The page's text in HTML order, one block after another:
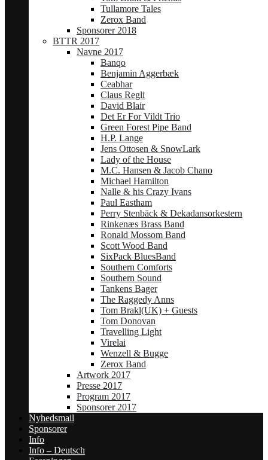
Tullamore Tales
Zerox Band
Sponsorer 2018
BTTR 2017
Navne 2017
Banqo
Benjamin Aggerbæk
Ceabhar
Claus Regli
David Blair
Det Er For Vildt Trio
Green Forest Pipe Band
H.P. Lange
Jens Ottosen & SnowLark
Lady of the House
M.C. Hansen & Jacob Chano
Michael Hamilton
Nalle & his Crazy Ivans
Paul Eastham
Perry Stenbäck & Dekadansorkestern
Rinkenæs Brass Band
Ronald Mossom Band
Scott Wood Band
SixPack BluesBand
Southern Comforts
Southern Sound
Tankens Bager
The Raggedy Anns
Tom Brakl(UK) + Guests
Tom Donovan
Travelling Light
Virelai
Wenzell & Bugge
Zerox Band
Artwork 2017
Presse 2017
Program 2017
Sponsorer 2017
Nyhedsmail
Sponsorer
Info
Info – Deutsch